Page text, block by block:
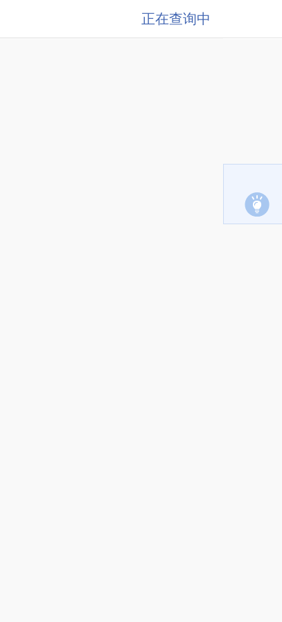
正在查询中